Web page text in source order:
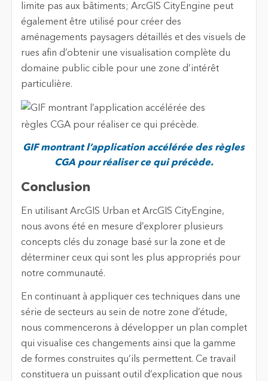
limite pas aux bâtiments; ArcGIS CityEngine peut
également être utilisé pour créer des
aménagements paysagers détaillés et des visuels de
rues afin d’obtenir une visualisation complète du
domaine public cible pour une zone d’intérêt
particulière.
GIF montrant l’application accélérée des règles
CGA pour réaliser ce qui précède.
Conclusion
En utilisant ArcGIS Urban et ArcGIS CityEngine,
nous avons été en mesure d’explorer plusieurs
concepts clés du zonage basé sur la zone et de
déterminer ceux qui sont les plus appropriés pour
notre communauté.
En continuant à appliquer ces techniques dans une
série de secteurs au sein de notre zone d’étude,
nous commencerons à développer un plan complet
qui visualise ces changements ainsi que la gamme
de formes construites qu’ils permettent. Ce travail
constituera un puissant outil d’explication que nous